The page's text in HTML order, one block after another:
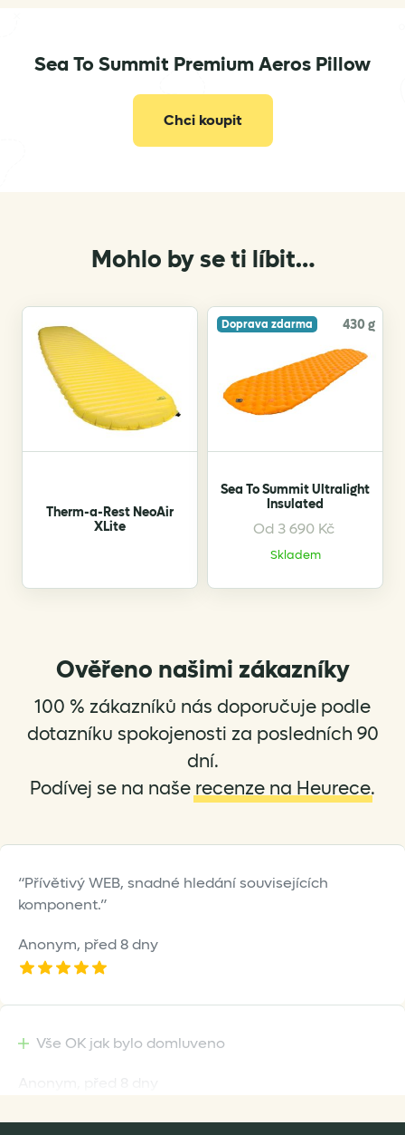
info@seatosummit.eu
Sea To Summit Premium Aeros Pillow
Chci koupit
Mohlo by se ti líbit…
Therm-a-Rest NeoAir
XLite
Doprava zdarma 430 g
Sea To Summit Ultralight
Insulated
Od 3 690 Kč
Skladem
This
product
multiple
options
may
be
chosen
on
product
Ověřeno našimi zákazníky
100 % zákazníků nás doporučuje podle
dotazníku spokojenosti za posledních 90
dní.
Podívej se na naše recenze na Heurece.
Přívětivý WEB, snadné hledání souvisejících
komponent.
Anonym, před 8 dny
Vše OK jak bylo domluveno